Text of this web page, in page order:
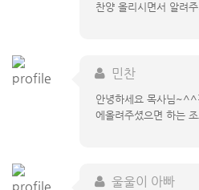
찬양 올리시면서 알려
민찬
안녕하세요 목사님~^^
에올려주셨으면 하는
울울이 아빠